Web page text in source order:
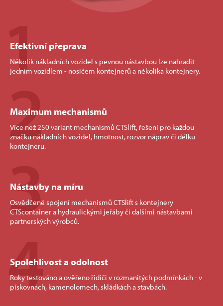
1
Efektivní přeprava
Několik nákladních vozidel s pevnou nástavbou lze nahradit
jedním vozidlem - nosičem kontejnerů a několika kontejnery.
2
Maximum mechanismů
Více než 250 variant mechanismů CTSlift, řešení pro každou
značku nákladních vozidel, hmotnost, rozvor náprav či délku
kontejneru.
3
Nástavby na míru
Osvědčené spojení mechanismů CTSlift s kontejnery
CTScontainer a hydraulickými jeřáby či dalšími nástavbami
partnerských výrobců.
4
Spolehlivost a odolnost
Roky testováno a ověřeno řidiči v rozmanitých podmínkách - v
pískovnách, kamenolomech, skládkách a stavbách.